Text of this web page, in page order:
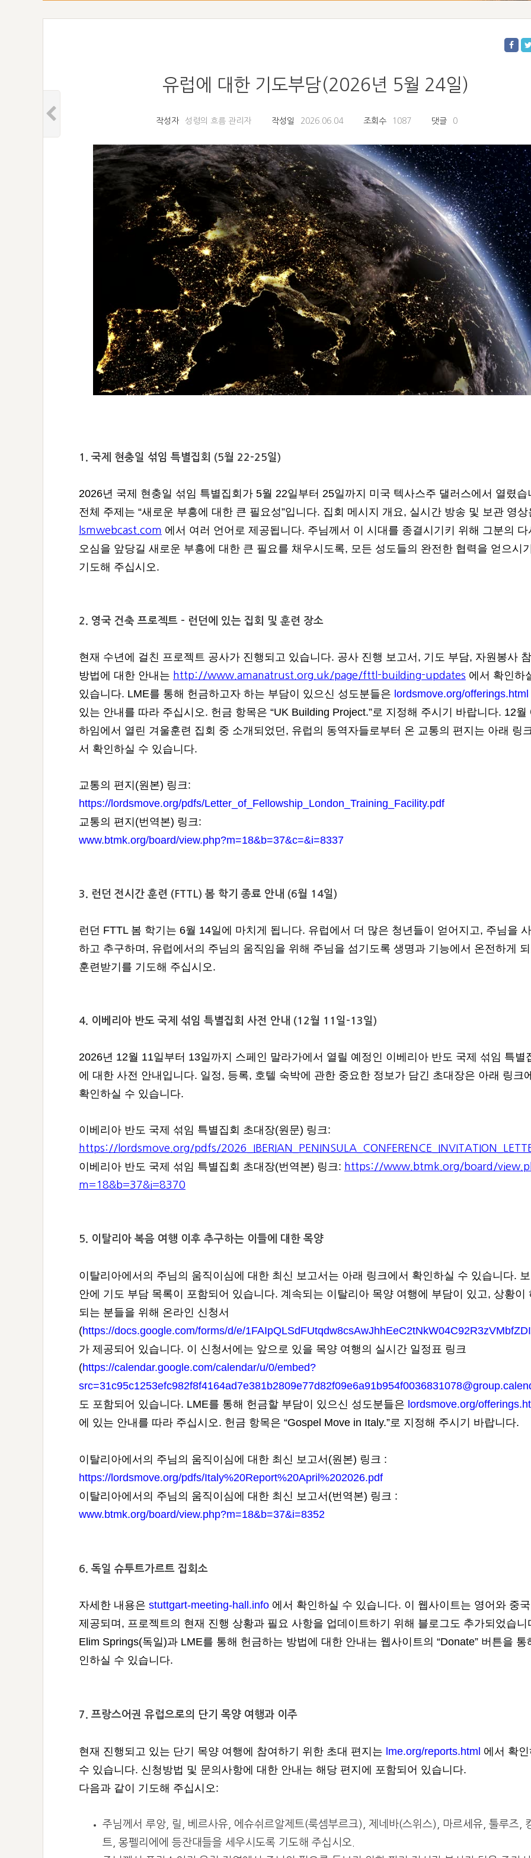
유럽에 대한 기도부담(2026년 5월 24일)
작성자 성령의 흐름 관리자 작성일 2026.06.04 조회수 1087 댓글 0
1. 국제 현충일 섞임 특별집회 (5월 22-25일)
2026년 국제 현충일 섞임 특별집회가 5월 22일부터 25일까지 미국 텍사스주 댈러스에서 열렸습
전체 주제는 “새로운 부흥에 대한 큰 필요성”입니다. 집회 메시지 개요, 실시간 방송 및 보관 영상
lsmwebcast.com 에서 여러 언어로 제공됩니다. 주님께서 이 시대를 종결시기키 위해 그분의 다
오심을 앞당길 새로운 부흥에 대한 큰 필요를 채우시도록, 모든 성도들의 완전한 협력을 얻으시
기도해 주십시오.
2. 영국 건축 프로젝트 - 런던에 있는 집회 및 훈련 장소
현재 수년에 걸친 프로젝트 공사가 진행되고 있습니다. 공사 진행 보고서, 기도 부담, 자원봉사
방법에 대한 안내는 http://www.amanatrust.org.uk/page/fttl-building-updates 에서 확인하
있습니다. LME를 통해 헌금하고자 하는 부담이 있으신 성도분들은 lordsmove.org/offerings.html
있는 안내를 따라 주십시오. 헌금 항목은 “UK Building Project.”로 지정해 주시기 바랍니다. 12월
하임에서 열린 겨울훈련 집회 중 소개되었던, 유럽의 동역자들로부터 온 교통의 편지는 아래 링
서 확인하실 수 있습니다.
교통의 편지(원본) 링크:
https://lordsmove.org/pdfs/Letter_of_Fellowship_London_Training_Facility.pdf
교통의 편지(번역본) 링크:
www.btmk.org/board/view.php?m=18&b=37&c=&i=8337
3. 런던 전시간 훈련 (FTTL) 봄 학기 종료 안내 (6월 14일)
런던 FTTL 봄 학기는 6월 14일에 마치게 됩니다. 유럽에서 더 많은 청년들이 얻어지고, 주님을
하고 추구하며, 유럽에서의 주님의 움직임을 위해 주님을 섬기도록 생명과 기능에서 온전하게
훈련받기를 기도해 주십시오.
4. 이베리아 반도 국제 섞임 특별집회 사전 안내 (12월 11일-13일)
2026년 12월 11일부터 13일까지 스페인 말라가에서 열릴 예정인 이베리아 반도 국제 섞임 특별
에 대한 사전 안내입니다. 일정, 등록, 호텔 숙박에 관한 중요한 정보가 담긴 초대장은 아래 링크
확인하실 수 있습니다.
이베리아 반도 국제 섞임 특별집회 초대장(원문) 링크:
https://lordsmove.org/pdfs/
이베리아 반도 국제 섞임 특별집회 초대장(번역본) 링크: https://www.btmk.org/board/
m=18&b=37&i=8370
5. 이탈리아 복음 여행 이후 추구하는 이들에 대한 목양
이탈리아에서의 주님의 움직이심에 대한 최신 보고서는 아래 링크에서 확인하실 수 있습니다. 보
안에 기도 부담 목록이 포함되어 있습니다. 계속되는 이탈리아 목양 여행에 부담이 있고, 상황이
되는 분들을 위해 온라인 신청서
(https://docs.google.com/forms/d/e/
가 제공되어 있습니다. 이 신청서에는 앞으로 있을 목양 여행의 실시간 일정표 링크
(https://calendar.google.com/calendar/u/0/embed?
도 포함되어 있습니다. LME를 통해 헌금할 부담이 있으신 성도분들은 lordsmove.org/
에 있는 안내를 따라 주십시오. 헌금 항목은 “Gospel Move in Italy.”로 지정해 주시기 바랍니다.
이탈리아에서의 주님의 움직이심에 대한 최신 보고서(원본) 링크 :
https://lordsmove.org/pdfs/Italy%20Report%20April%202026.pdf
이탈리아에서의 주님의 움직이심에 대한 최신 보고서(번역본) 링크 :
www.btmk.org/board/view.php?m=18&b=37&i=8352
6. 독일 슈투트가르트 집회소
자세한 내용은 stuttgart-meeting-hall.info 에서 확인하실 수 있습니다. 이 웹사이트는 영어와 중
제공되며, 프로젝트의 현재 진행 상황과 필요 사항을 업데이트하기 위해 블로그도 추가되었습니
Elim Springs(독일)과 LME를 통해 헌금하는 방법에 대한 안내는 웹사이트의 “Donate” 버튼을 통
인하실 수 있습니다.
7. 프랑스어권 유럽으로의 단기 목양 여행과 이주
현재 진행되고 있는 단기 목양 여행에 참여하기 위한 초대 편지는 lme.org/reports.html 에서 확인
수 있습니다. 신청방법 및 문의사항에 대한 안내는 해당 편지에 포함되어 있습니다.
다음과 같이 기도해 주십시오:
주님께서 루앙, 릴, 베르사유, 에슈쉬르알제트(룩셈부르크), 제네바(스위스), 마르세유, 툴루즈,
트, 몽펠리에에 등잔대들을 세우시도록 기도해 주십시오.